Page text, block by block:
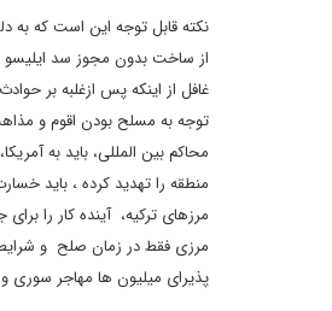
نکته قابل توجه این است که به
از ساخت بدون مجوز سد ایلیسو
غافل از اینکه پس ازغلبه بر
توجه به مسلح بودن اقوم و
محاکم بین المللی، باید به
منطقه را تهدید کرده ، باید
مرزهای ترکیه، آینده کار را
مرزی فقط در زمان صلح و شرایط
پذیرای میلیون ها مهاجر سوری